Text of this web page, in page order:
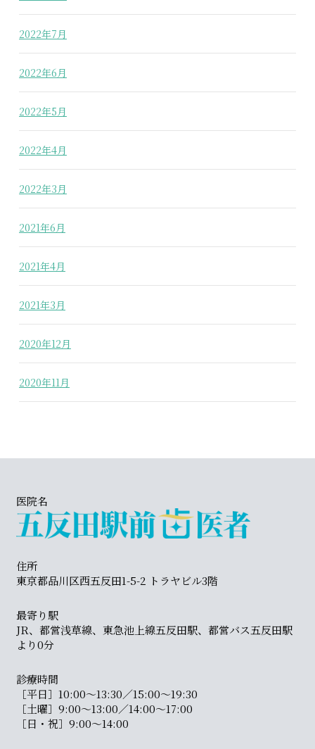
2022年7月
2022年6月
2022年5月
2022年4月
2022年3月
2021年6月
2021年4月
2021年3月
2020年12月
2020年11月
医院名
住所
東京都品川区西五反田1-5-2 トラヤビル3階
最寄り駅
JR、都営浅草線、東急池上線五反田駅、都営バス五反田駅
より0分
診療時間
［平日］10:00〜13:30／15:00〜19:30
［土曜］9:00〜13:00／14:00〜17:00
［日・祝］9:00〜14:00